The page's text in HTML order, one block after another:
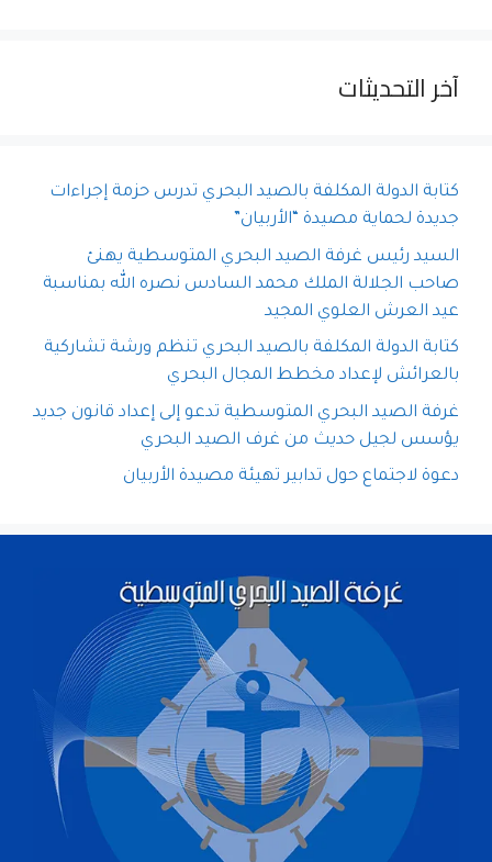
آخر التحديثات
كتابة الدولة المكلفة بالصيد البحري تدرس حزمة إجراءات
جديدة لحماية مصيدة “الأربيان”
السيد رئيس غرفة الصيد البحري المتوسطية يهنئ
صاحب الجلالة الملك محمد السادس نصره الله بمناسبة
عيد العرش العلوي المجيد
كتابة الدولة المكلفة بالصيد البحري تنظم ورشة تشاركية
بالعرائش لإعداد مخطط المجال البحري
غرفة الصيد البحري المتوسطية تدعو إلى إعداد قانون جديد
يؤسس لجيل حديث من غرف الصيد البحري
دعوة لاجتماع حول تدابير تهيئة مصيدة الأربيان